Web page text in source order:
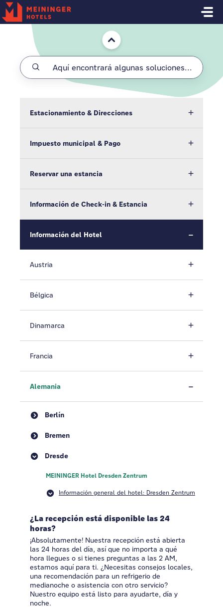
Saltar al contenido principal
Inicio
Estacionamiento & Direcciones
Impuesto municipal & Pago
Reservar una estancia
Información de Check-in & Estancia
Información del Hotel
Austria
Bélgica
Dinamarca
Francia
Alemania
Berlín
Bremen
Dresde
MEININGER Hotel Dresden Zentrum
Información general del hotel: Dresden Zentrum
¿La recepción está disponible las 24
horas?
¡Absolutamente! Nuestra recepción está abierta
las 24 horas del día, así que no importa a qué
hora llegues o si tienes preguntas a las 2 AM,
estamos aquí para ti. ¿Necesitas consejos locales,
una recomendación para un refrigerio de
medianoche o asistencia con otro servicio?
Nuestro equipo está listo para ayudarte, día y
noche.